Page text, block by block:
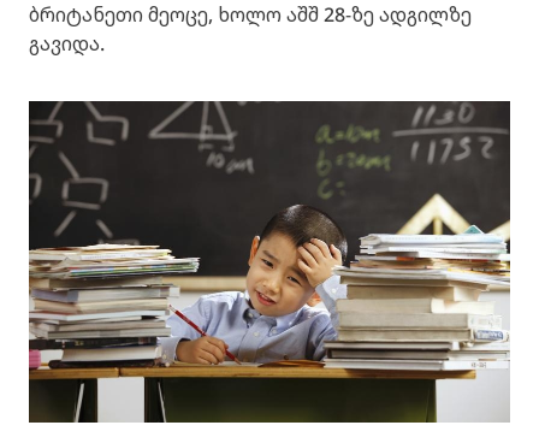
ბრიტანეთი მეოცე, ხოლო აშშ 28-ზე ადგილზე
გავიდა.